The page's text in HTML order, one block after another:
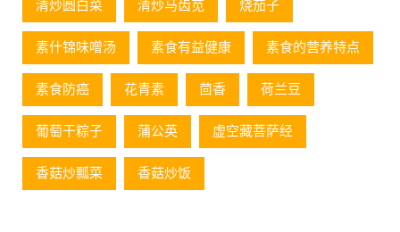
清炒圆白菜 清炒马齿苋 烧茄子
素什锦味噌汤 素食有益健康 素食的营养特点
素食防癌 花青素 茴香 荷兰豆
葡萄⼲粽⼦ 蒲公英 虚空藏菩萨经
香菇炒瓢菜 香菇炒饭